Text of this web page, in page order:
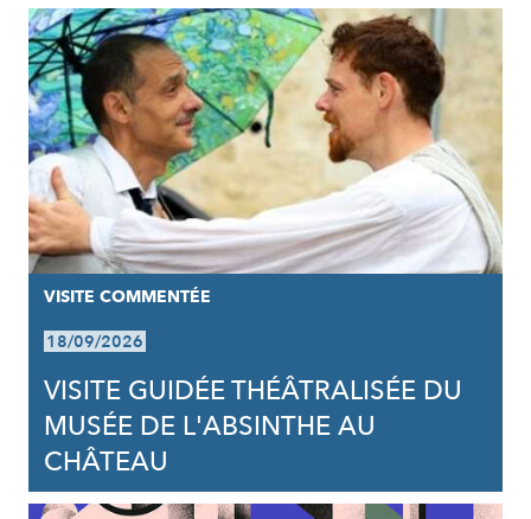
VISITE COMMENTÉE
18/09/2026
VISITE GUIDÉE THÉÂTRALISÉE DU
MUSÉE DE L'ABSINTHE AU
CHÂTEAU